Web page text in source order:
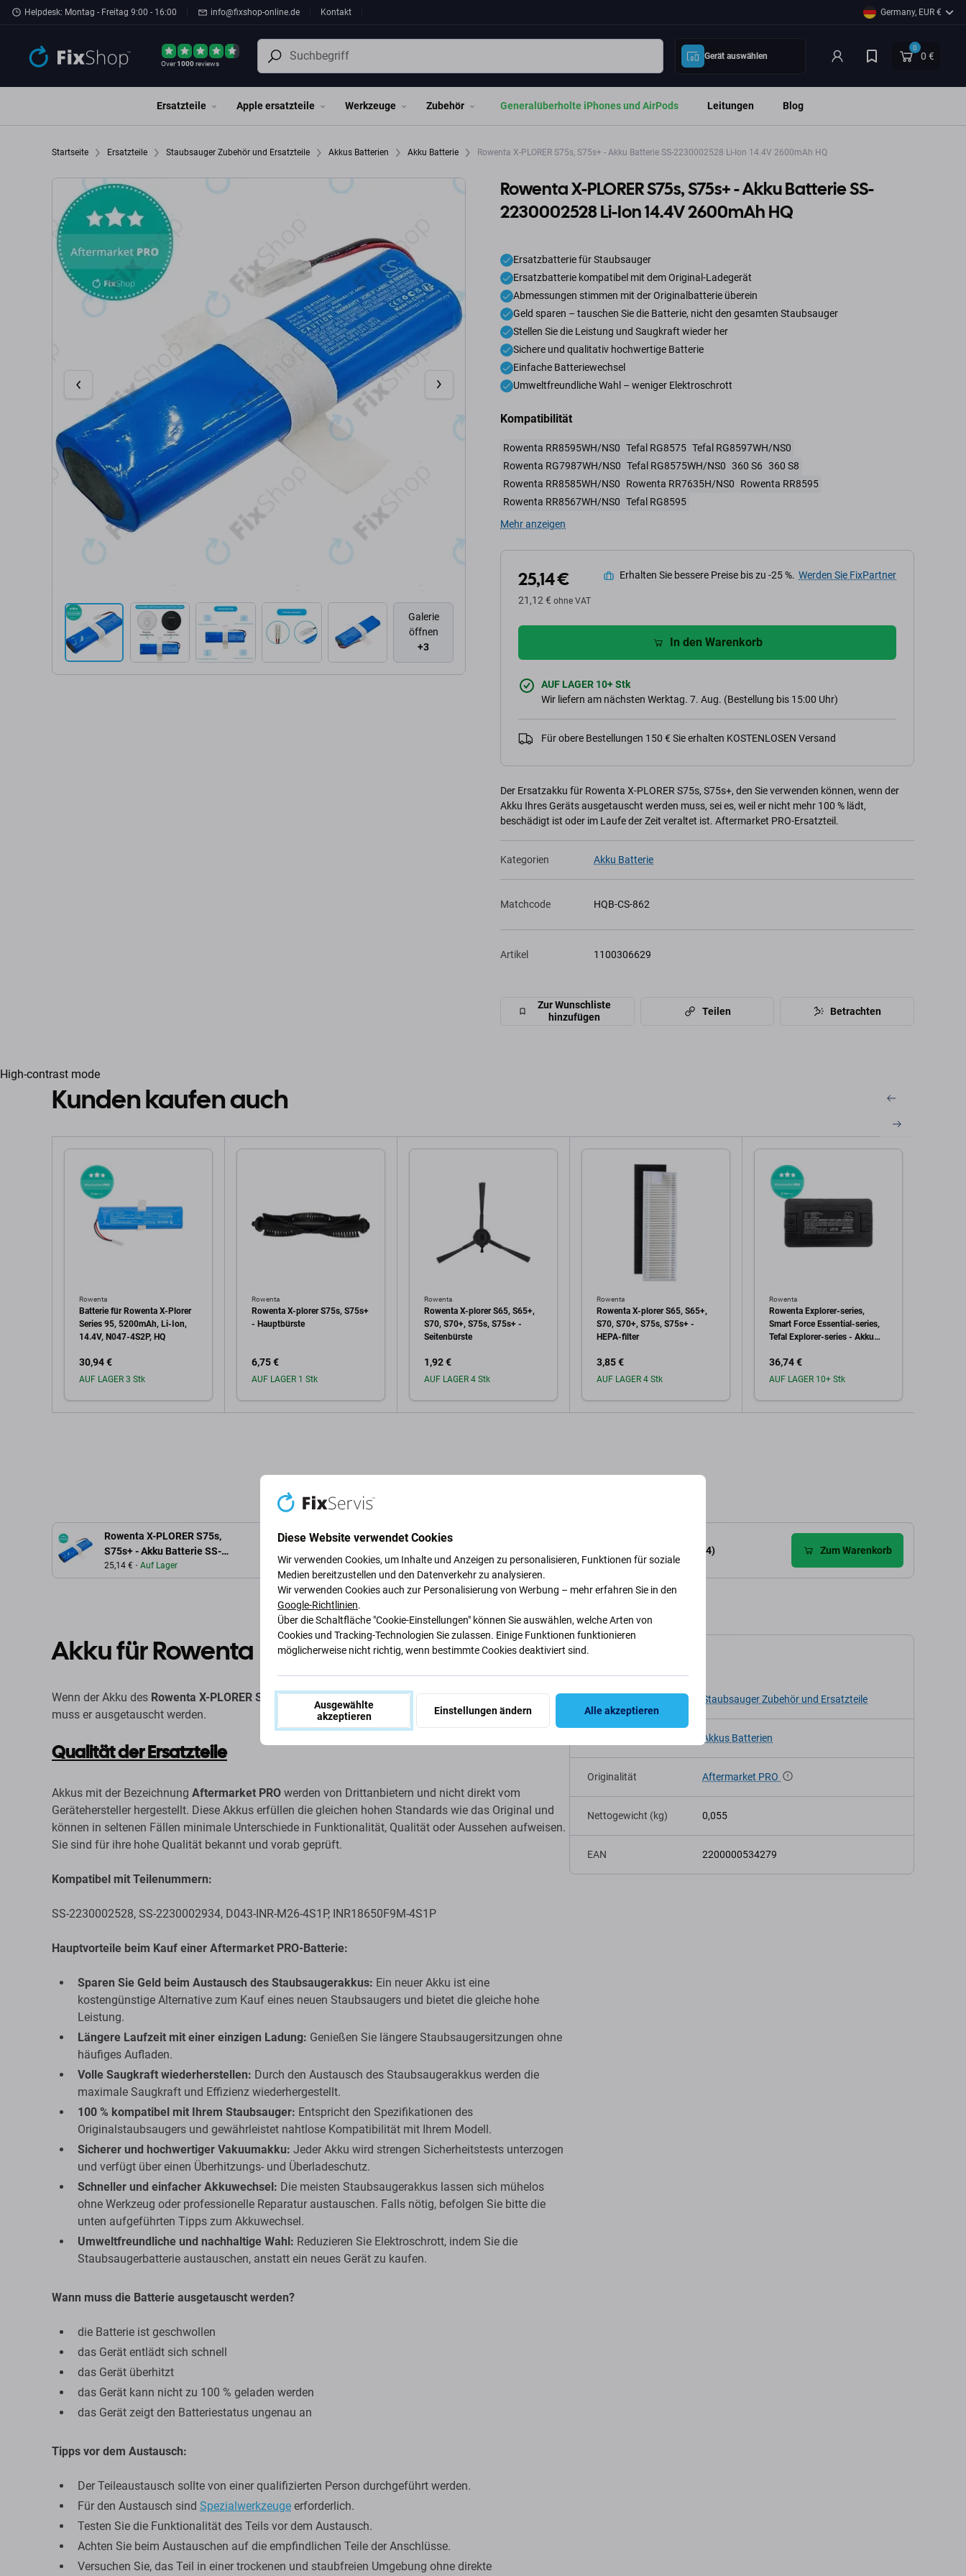
Zum Hauptinhalt springen
Helpdesk: Montag - Freitag 9:00 - 16:00 info@fixshop-online.de Kontakt Germany, EUR €
Over1000reviews
Gerät auswählen
0
0 €
Ersatzteile Apple ersatzteile Werkzeuge Zubehör Generalüberholte iPhones und AirPods Leitungen Blog
Startseite Ersatzteile Staubsauger Zubehör und Ersatzteile Akkus Batterien Akku Batterie Rowenta X-PLORER S75s, S75s+ - Akku Batterie SS-2230002528 Li-Ion 14.4V 2600mAh HQ
Galerie
öffnen
+3
Rowenta X-PLORER S75s, S75s+ - Akku Batterie SS-
2230002528 Li-Ion 14.4V 2600mAh HQ
Ersatzbatterie für Staubsauger
Ersatzbatterie kompatibel mit dem Original-Ladegerät
Abmessungen stimmen mit der Originalbatterie überein
Geld sparen – tauschen Sie die Batterie, nicht den gesamten Staubsauger
Stellen Sie die Leistung und Saugkraft wieder her
Sichere und qualitativ hochwertige Batterie
Einfache Batteriewechsel
Umweltfreundliche Wahl – weniger Elektroschrott
Kompatibilität
Rowenta RR8595WH/NS0 Tefal RG8575 Tefal RG8597WH/NS0
Rowenta RG7987WH/NS0 Tefal RG8575WH/NS0 360 S6 360 S8
Rowenta RR8585WH/NS0
Rowenta RR7635H/NS0
Rowenta RR8595
Rowenta RR8567WH/NS0 Tefal RG8595
Mehr anzeigen
25,14 €
21,12 € ohne VAT
Erhalten Sie bessere Preise bis zu -25 %. Werden Sie FixPartner
In den Warenkorb
AUF LAGER 10+ Stk
Wir liefern am nächsten Werktag. 7. Aug. (Bestellung bis 15:00 Uhr)
Für obere Bestellungen 150 € Sie erhalten KOSTENLOSEN Versand
Der Ersatzakku für Rowenta X-PLORER S75s, S75s+, den Sie verwenden können, wenn der
Akku Ihres Geräts ausgetauscht werden muss, sei es, weil er nicht mehr 100 % lädt,
beschädigt ist oder im Laufe der Zeit veraltet ist. Aftermarket PRO-Ersatzteil.
Kategorien Akku Batterie
Matchcode HQB-CS-862
Artikel 1100306629
Zur Wunschliste
hinzufügen
Teilen Betrachten
High-contrast mode
Kunden kaufen auch
Rowenta
Batterie für Rowenta X-Plorer
Series 95, 5200mAh, Li-Ion,
14.4V, N047-4S2P, HQ
30,94 €
AUF LAGER 3 Stk
Rowenta
Rowenta X-plorer S75s, S75s+
- Hauptbürste
6,75 €
AUF LAGER 1 Stk
Rowenta
Rowenta X-plorer S65, S65+,
S70, S70+, S75s, S75s+ -
Seitenbürste
1,92 €
AUF LAGER 4 Stk
Rowenta
Rowenta X-plorer S65, S65+,
S70, S70+, S75s, S75s+ -
HEPA-filter
3,85 €
AUF LAGER 4 Stk
Rowenta
Rowenta Explorer-series,
Smart Force Essential-series,
Tefal Explorer-series - Akku
14.4V 2600mAh HQ
36,74 €
AUF LAGER 10+ Stk
Rowenta X-PLORER S75s,
S75s+ - Akku Batterie SS-
2230002528 Li-Ion 14.4V
2600mAh HQ
25,14 € Auf Lager
Bewertungen (34) Zum Warenkorb
Akku für Rowenta
Wenn der Akku des Rowenta X-PLORER S75s, S75s+aufgebläht ist oder an Kapazität verloren hat,
muss er ausgetauscht werden.
Qualität der Ersatzteile
Akkus mit der Bezeichnung Aftermarket PRO werden von Drittanbietern und nicht direkt vom
Gerätehersteller hergestellt. Diese Akkus erfüllen die gleichen hohen Standards wie das Original und
können in seltenen Fällen minimale Unterschiede in Funktionalität, Qualität oder Aussehen aufweisen.
Sie sind für ihre hohe Qualität bekannt und vorab geprüft.
Kompatibel mit Teilenummern:
SS-2230002528, SS-2230002934, D043-INR-M26-4S1P, INR18650F9M-4S1P
Hauptvorteile beim Kauf einer Aftermarket PRO-Batterie:
Sparen Sie Geld beim Austausch des Staubsaugerakkus: Ein neuer Akku ist eine
kostengünstige Alternative zum Kauf eines neuen Staubsaugers und bietet die gleiche hohe
Leistung.
Längere Laufzeit mit einer einzigen Ladung: Genießen Sie längere Staubsaugersitzungen ohne
häufiges Aufladen.
Volle Saugkraft wiederherstellen: Durch den Austausch des Staubsaugerakkus werden die
maximale Saugkraft und Effizienz wiederhergestellt.
100 % kompatibel mit Ihrem Staubsauger: Entspricht den Spezifikationen des
Originalstaubsaugers und gewährleistet nahtlose Kompatibilität mit Ihrem Modell.
Sicherer und hochwertiger Vakuumakku: Jeder Akku wird strengen Sicherheitstests unterzogen
und verfügt über einen Überhitzungs- und Überladeschutz.
Schneller und einfacher Akkuwechsel: Die meisten Staubsaugerakkus lassen sich mühelos
ohne Werkzeug oder professionelle Reparatur austauschen. Falls nötig, befolgen Sie bitte die
unten aufgeführten Tipps zum Akkuwechsel.
Umweltfreundliche und nachhaltige Wahl: Reduzieren Sie Elektroschrott, indem Sie die
Staubsaugerbatterie austauschen, anstatt ein neues Gerät zu kaufen.
Wann muss die Batterie ausgetauscht werden?
die Batterie ist geschwollen
das Gerät entlädt sich schnell
das Gerät überhitzt
das Gerät kann nicht zu 100 % geladen werden
das Gerät zeigt den Batteriestatus ungenau an
Tipps vor dem Austausch:
Der Teileaustausch sollte von einer qualifizierten Person durchgeführt werden.
Für den Austausch sind Spezialwerkzeuge erforderlich.
Testen Sie die Funktionalität des Teils vor dem Austausch.
Achten Sie beim Austauschen auf die empfindlichen Teile der Anschlüsse.
Versuchen Sie, das Teil in einer trockenen und staubfreien Umgebung ohne direkte
Staubsauger Zubehör und Ersatzteile
Akkus Batterien
Originalität Aftermarket PRO
Nettogewicht (kg) 0,055
EAN 2200000534279
Diese Website verwendet Cookies
Wir verwenden Cookies, um Inhalte und Anzeigen zu personalisieren, Funktionen für soziale
Medien bereitzustellen und den Datenverkehr zu analysieren.
Wir verwenden Cookies auch zur Personalisierung von Werbung – mehr erfahren Sie in den
Google-Richtlinien.
Über die Schaltfläche "Cookie-Einstellungen" können Sie auswählen, welche Arten von
Cookies und Tracking-Technologien Sie zulassen. Einige Funktionen funktionieren
möglicherweise nicht richtig, wenn bestimmte Cookies deaktiviert sind.
Ausgewählte
akzeptieren
Einstellungen ändern Alle akzeptieren